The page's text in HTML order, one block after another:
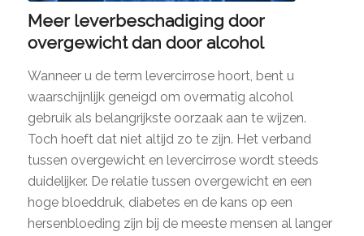
Meer leverbeschadiging door
overgewicht dan door alcohol
Wanneer u de term levercirrose hoort, bent u
waarschijnlijk geneigd om overmatig alcohol
gebruik als belangrijkste oorzaak aan te wijzen.
Toch hoeft dat niet altijd zo te zijn. Het verband
tussen overgewicht en levercirrose wordt steeds
duidelijker. De relatie tussen overgewicht en een
hoge bloeddruk, diabetes en de kans op een
hersenbloeding zijn bij de meeste mensen al langer